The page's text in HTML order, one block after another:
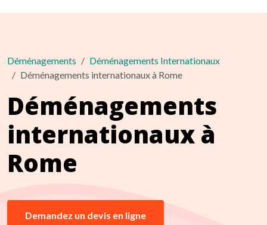
Déménagements
Déménagements Internationaux
Déménagements internationaux à Rome
Déménagements
internationaux à
Rome
Demandez un devis en ligne